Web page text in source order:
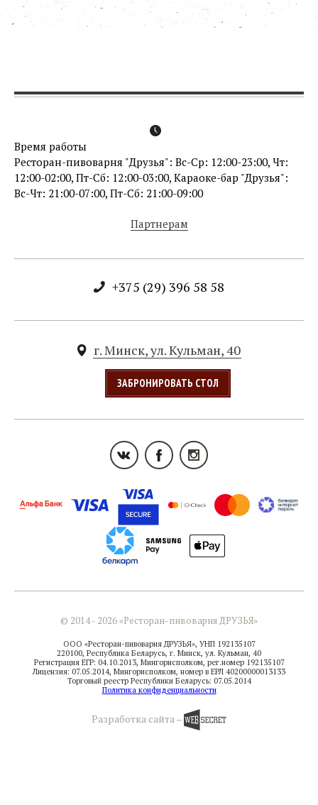
Время работы
Ресторан-пивоварня "Друзья": Вс-Ср: 12:00-23:00, Чт:
12:00-02:00, Пт-Сб: 12:00-03:00, Караоке-бар "Друзья":
Вс-Чт: 21:00-07:00, Пт-Сб: 21:00-09:00
Партнерам
+375 (29) 396 58 58
г. Минск, ул. Кульман, 40
ЗАБРОНИРОВАТЬ СТОЛ
© 2014 - 2026 «Ресторан-пивоварня ДРУЗЬЯ»
ООО «Ресторан-пивоварня ДРУЗЬЯ», УНП 192135107
220100, Республика Беларусь, г. Минск, ул. Кульман, 40
Регистрация ЕГР: 04.10.2013, Мингорисполком, рег.номер 192135107
Лицензия: 07.05.2014, Мингорисполком, номер в ЕРЛ 40200000013133
Торговый реестр Республики Беларусь: 07.05.2014
Политика конфиденциальности
Разработка сайта –